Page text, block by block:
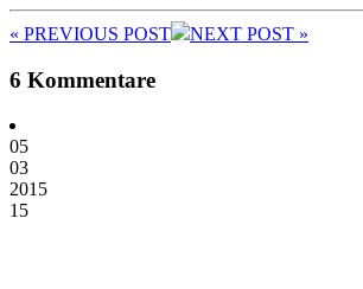
« PREVIOUS POST NEXT POST »
6 Kommentare
05
03
2015
15